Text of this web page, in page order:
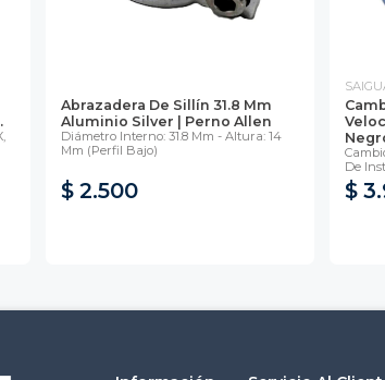
Abrazadera De Sillín 31.8 Mm
Aluminio Silver | Perno Allen
Diámetro Interno: 31.8 Mm - Altura: 14
Mm (perfil Bajo)
$ 2.500
De
$